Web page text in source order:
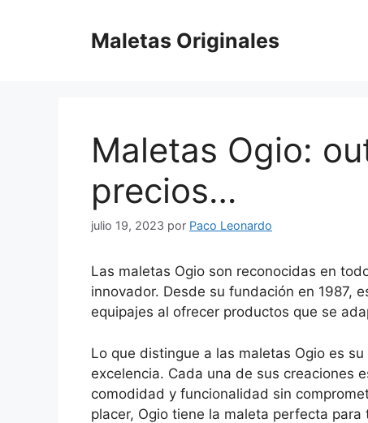
Maletas Originales
Maletas Ogio:
precios…
julio 19, 2023 por Paco Leonardo
Las maletas Ogio son reconocidas en
innovador. Desde su fundación en 1987,
equipajes al ofrecer productos que se
Lo que distingue a las maletas Ogio es
excelencia. Cada una de sus creaciones
comodidad y funcionalidad sin
placer, Ogio tiene la maleta perfecta para